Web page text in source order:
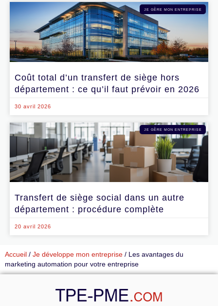
JE GÈRE MON ENTREPRISE
Coût total d’un transfert de siège hors
département : ce qu’il faut prévoir en 2026
30 avril 2026
JE GÈRE MON ENTREPRISE
Transfert de siège social dans un autre
département : procédure complète
20 avril 2026
Accueil / Je développe mon entreprise / Les avantages du
marketing automation pour votre entreprise